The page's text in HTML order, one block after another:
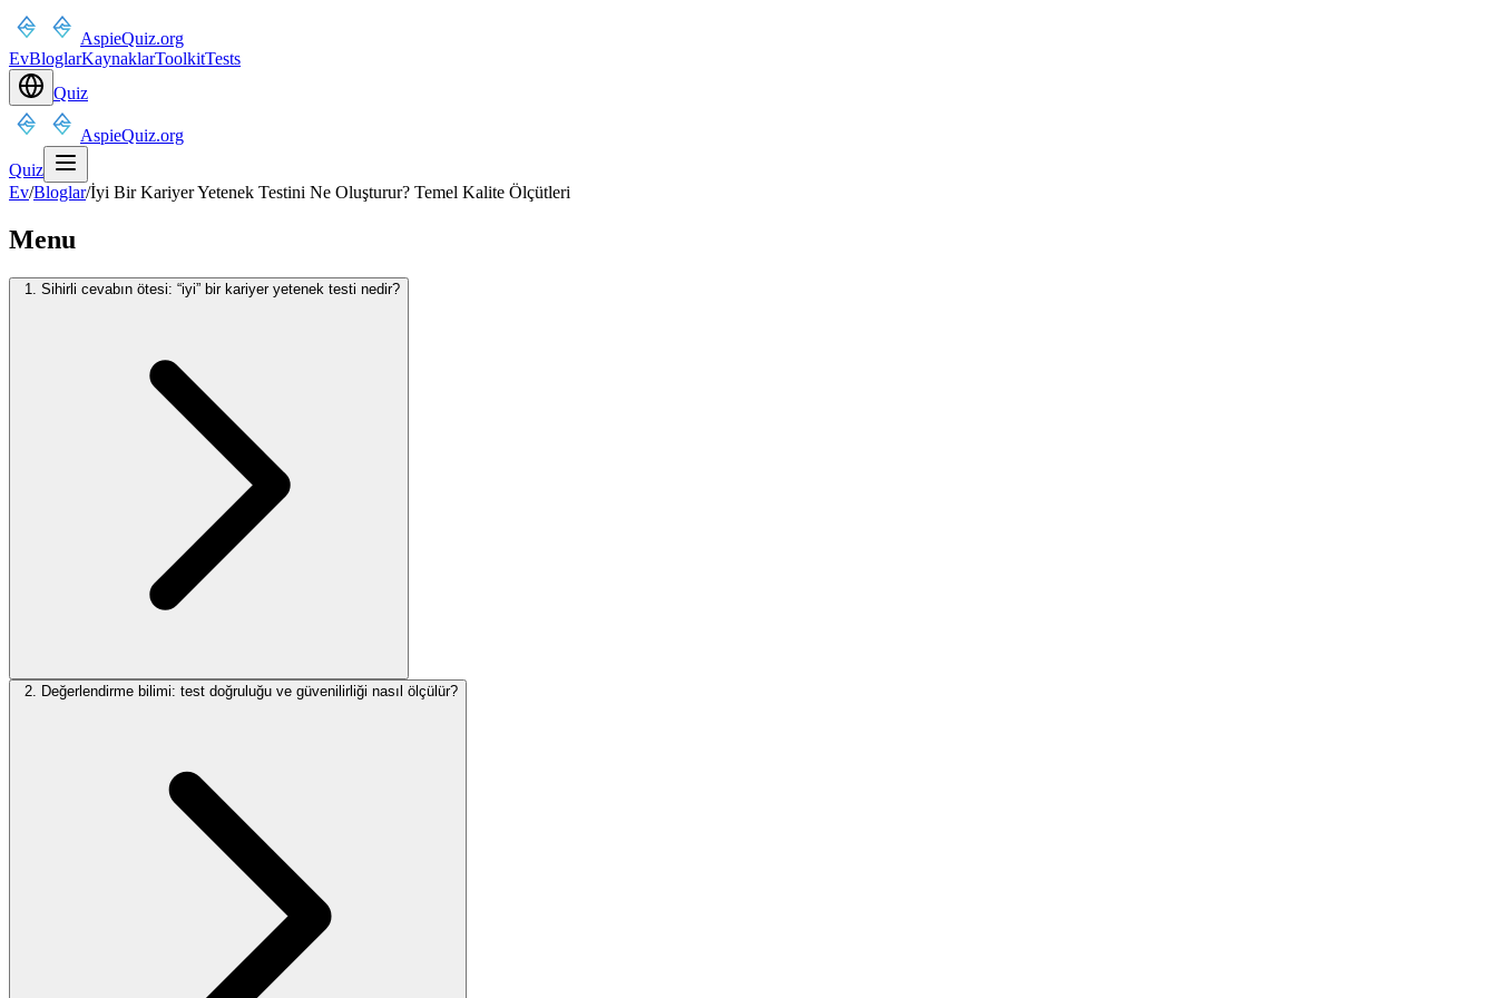
AspieQuiz.org
EvBloglarKaynaklarToolkitTests
Quiz
AspieQuiz.org
Quiz
Ev/Bloglar/İyi Bir Kariyer Yetenek Testini Ne Oluşturur? Temel Kalite Ölçütleri
Menu
1. Sihirli cevabın ötesi: “iyi” bir kariyer yetenek testi nedir?
2. Değerlendirme bilimi: test doğruluğu ve güvenilirliği nasıl ölçülür?